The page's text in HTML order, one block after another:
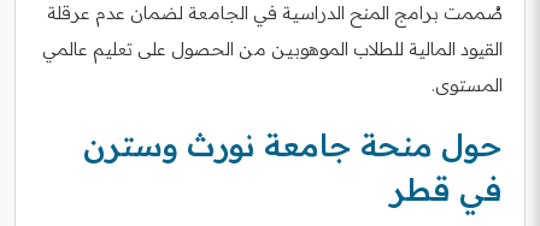
صُممت برامج المنح الدراسية في الجامعة لضمان عدم عرقلة
القيود المالية للطلاب الموهوبين من الحصول على تعليم عالمي
المستوى.
حول منحة جامعة نورث وسترن
في قطر